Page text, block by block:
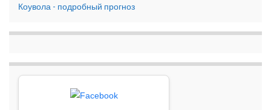
Коувола - подробный прогноз